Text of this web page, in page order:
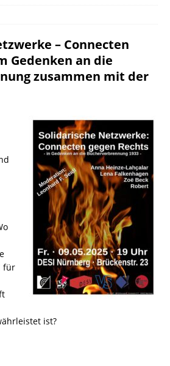
– Connecten
Gedenken an die
zusammen mit der
für
ist?